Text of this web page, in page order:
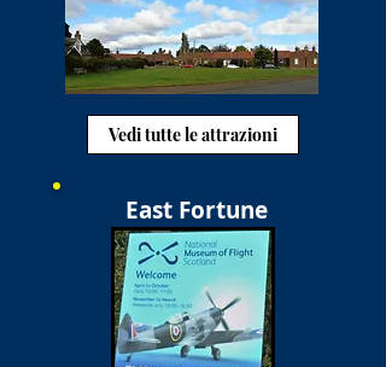
Vedi tutte le attrazioni
East Fortune